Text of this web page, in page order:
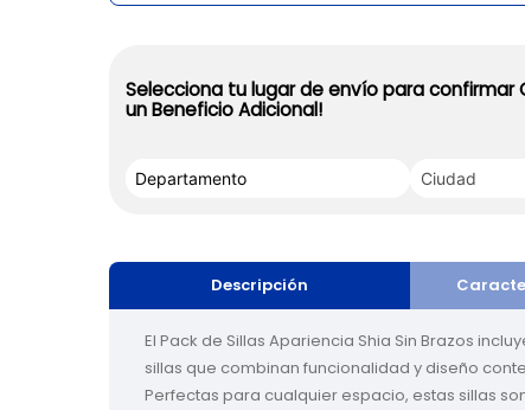
Selecciona tu lugar de envío para confirmar
un Beneficio Adicional!
Descripción
El Pack de Sillas Apariencia Shia Sin Brazos
sillas que combinan funcionalidad y diseño
Perfectas para cualquier espacio, estas sillas